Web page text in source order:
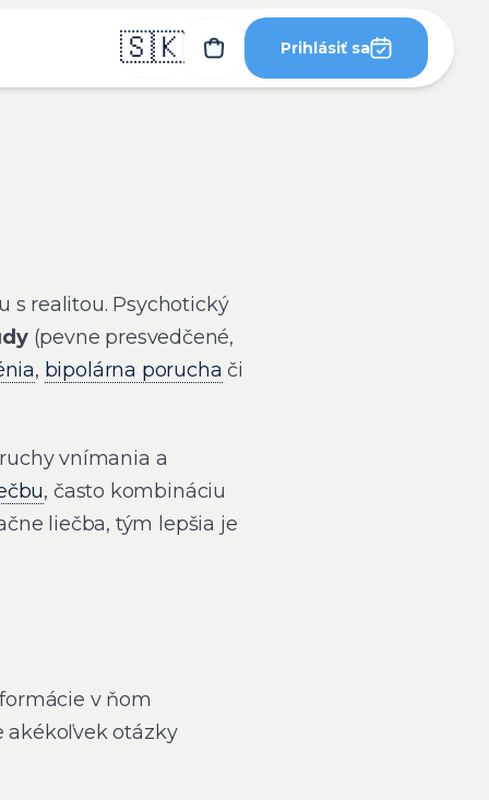
🇸🇰 Prihlásiť sa
s realitou. Psychotický
(pevne presvedčené,
, bipolárna porucha či
vnímania a
, často kombináciu
liečba, tým lepšia je
v ňom
akékoľvek otázky